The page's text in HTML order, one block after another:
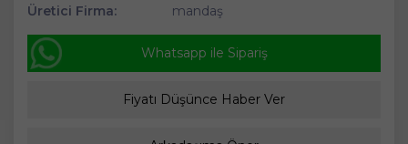
Üretici Firma:
mandaş
Whatsapp ile Sipariş
Fiyatı Düşünce Haber Ver